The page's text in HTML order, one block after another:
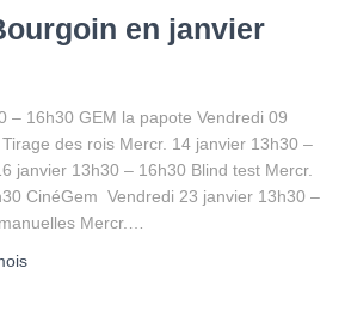
en janvier
– 16h30 GEM la papote Vendredi 09
des rois Mercr. 14 janvier 13h30 –
janvier 13h30 – 16h30 Blind test Mercr.
CinéGem Vendredi 23 janvier 13h30 –
Mercr.…